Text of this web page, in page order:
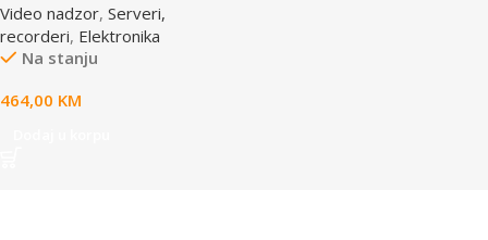
Video nadzor, Serveri,
recorderi, Elektronika
Na stanju
464,00 KM